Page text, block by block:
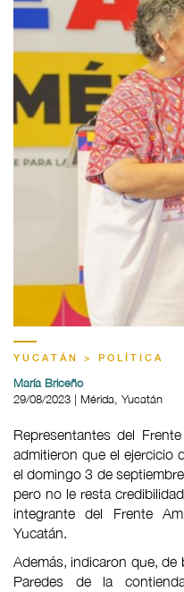
YUCATÁN > POLÍTICA
María Briceño
29/08/2023 | Mérida, Yucatán
Representantes del
admitieron que el ejercicio
el domingo 3 de
pero no le resta
integrante del Frente
Yucatán.
Además, indicaron que, de
Paredes de la